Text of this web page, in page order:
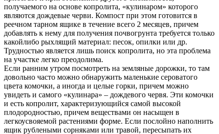
получаемого на основе копролита, «кулинаром» которого
являются дождевые черви. Компост при этом готовится в
реечном тарном ящике в течение всего 2 месяцев, причем
добавлять к нему для получения почвогрунта требуется только
какой­либо рыхлящий материал: песок, опилки или др.
Трудностью является лишь поиск копролита, но эта проблема
на участке легко преодолима.
Если ранним утром посмотреть на земляные дорожки, то там
довольно часто можно обнаружить маленькие сероватого
цвета комочки, а иногда и целые горки, причем можно
увидеть и самого «кулинара» – дождевого червя. Эти комочки
и есть копролит, характеризующийся самой высокой
плодородностью, причем веществами он насыщен в
легкоусвояемой растениями форме. Если послойно наполнить
ящик рублеными сорняками или травой, пересыпать их